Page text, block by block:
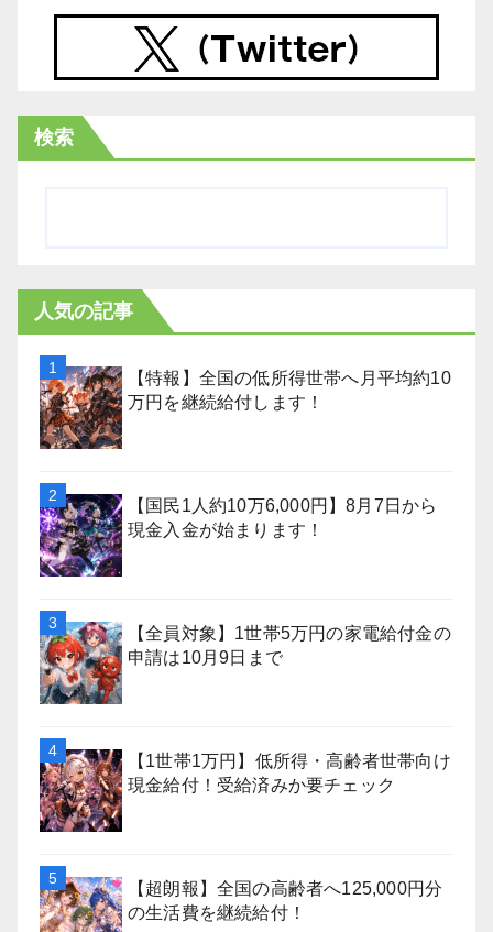
検索
人気の記事
【特報】全国の低所得世帯へ月平均約10
万円を継続給付します！
【国民1人約10万6,000円】8月7日から
現金入金が始まります！
【全員対象】1世帯5万円の家電給付金の
申請は10月9日まで
【1世帯1万円】低所得・高齢者世帯向け
現金給付！受給済みか要チェック
【超朗報】全国の高齢者へ125,000円分
の生活費を継続給付！